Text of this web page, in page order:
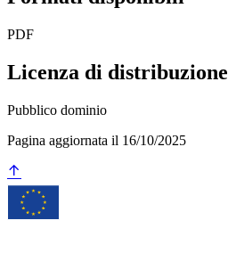
PDF
Licenza di distribuzione
Pubblico dominio
Pagina aggiornata il 16/10/2025